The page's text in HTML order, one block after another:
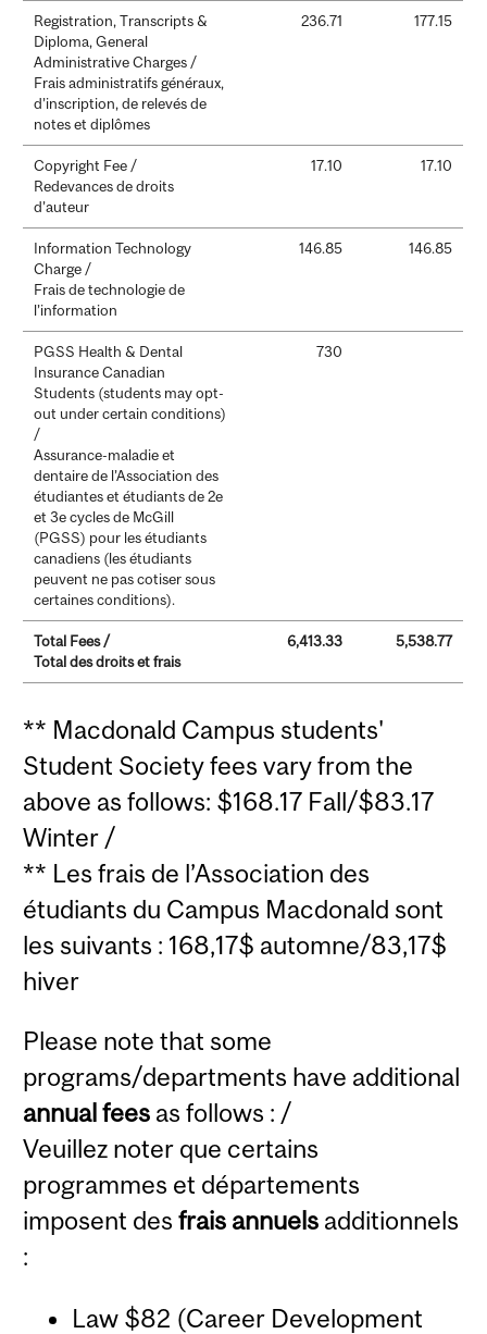
Registration, Transcripts &
Diploma, General
Administrative Charges /
Frais administratifs généraux,
d’inscription, de relevés de
notes et diplômes
236.71 177.15
Copyright Fee /
Redevances de droits
d’auteur
17.10 17.10
Information Technology
Charge /
Frais de technologie de
l’information
146.85 146.85
PGSS Health & Dental
Insurance Canadian
Students (students may opt-
out under certain conditions)
/
Assurance-maladie et
dentaire de l’Association des
étudiantes et étudiants de 2e
et 3e cycles de McGill
(PGSS) pour les étudiants
canadiens (les étudiants
peuvent ne pas cotiser sous
certaines conditions).
730
Total Fees /
Total des droits et frais
6,413.33 5,538.77
** Macdonald Campus students'
Student Society fees vary from the
above as follows: $168.17 Fall/$83.17
Winter /
** Les frais de l’Association des
étudiants du Campus Macdonald sont
les suivants : 168,17$ automne/83,17$
hiver
Please note that some
programs/departments have additional
annual fees as follows : /
Veuillez noter que certains
programmes et départements
imposent desfrais annuels additionnels
:
Law $82 (Career Development